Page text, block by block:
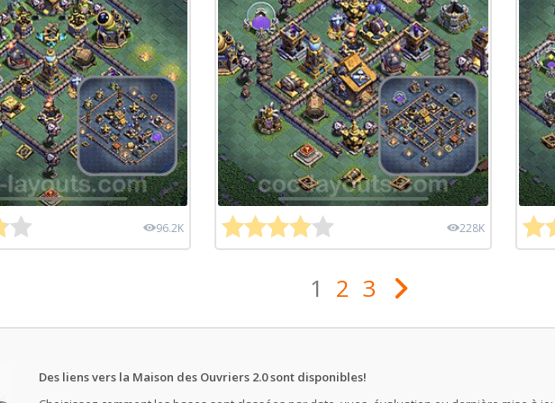
96.2K 228K
1 2 3
Des liens vers la Maison des Ouvriers 2.0 sont disponibles!